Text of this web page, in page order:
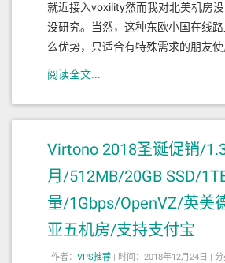
就近接入voxility然而我对北美机房
没研究。当然，这种东欧小国在线
么优势，只适合有特殊需求的朋友使
阅读全文...
Virtono 2018圣诞促销/
月/512MB/20GB SSD/
量/1Gbps/OpenVZ/英美
亚五机房/支持支付宝
作者： VPS推荐 | 时间：2018年12月24日 | 分